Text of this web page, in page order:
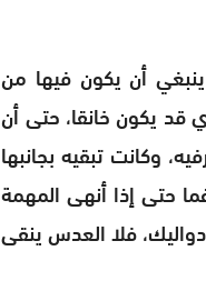
ينبغي أن يكون فيها من
قد يكون خانقا، حتى أن
وكانت تبقيه بجانبها
حتى إذا أنهى المهمة
فلا العدس ينقى